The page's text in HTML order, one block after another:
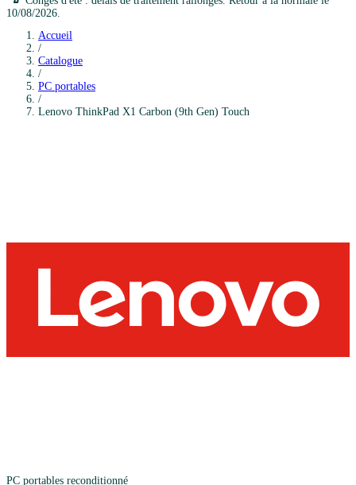
10/08/2026.
Accueil
/
Catalogue
/
PC portables
/
Lenovo ThinkPad X1 Carbon (9th Gen) Touch
PC portables reconditionné